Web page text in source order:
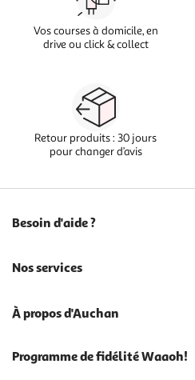
Vos courses à domicile, en
drive ou click & collect
Retour produits : 30 jours
pour changer d’avis
Besoin d'aide ?
Nos services
À propos d'Auchan
Programme de fidélité Waaoh!